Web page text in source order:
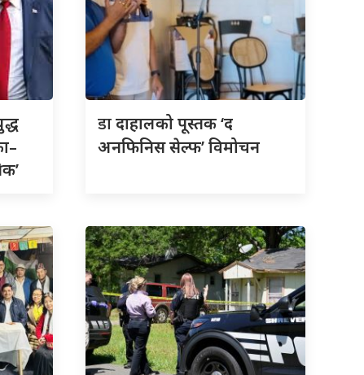
डादाहालको पूस्तक ‘द
अनफिनिस सेल्फ’ विमोचन